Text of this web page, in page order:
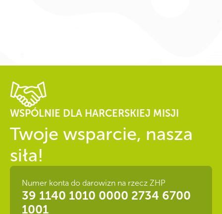
WSPÓLNIE DLA HARCERSKIEJ MISJI
Twoje wsparcie, nasza
siła!
Numer konta do darowizn na rzecz ZHP
39 1140 1010 0000 2734 6700
1001